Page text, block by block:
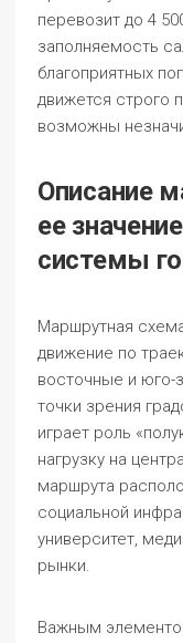
перевозит до 4
заполняемость
благоприятных
движется строго
возможны
Описание
ее
системы
Маршрутная
движение по
восточные и юго-
точки зрения
играет роль
нагрузку на
маршрута
социальной
университет,
рынки.
Важным